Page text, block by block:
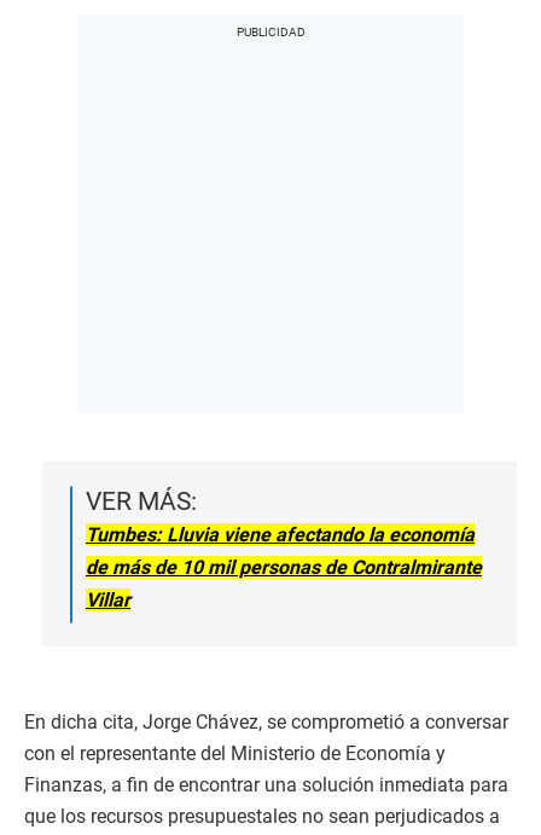
VER MÁS:
Tumbes: Lluvia viene afectando la economía
de más de 10 mil personas de Contralmirante
Villar
En dicha cita, Jorge Chávez, se comprometió a conversar
con el representante del Ministerio de Economía y
Finanzas, a fin de encontrar una solución inmediata para
que los recursos presupuestales no sean perjudicados a